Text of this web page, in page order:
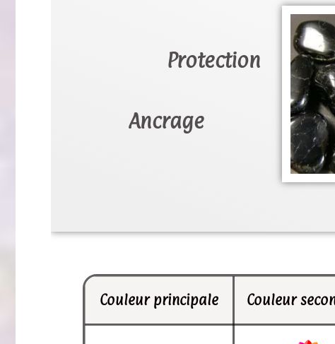
Protection
Ancrage
Couleur principale Couleur